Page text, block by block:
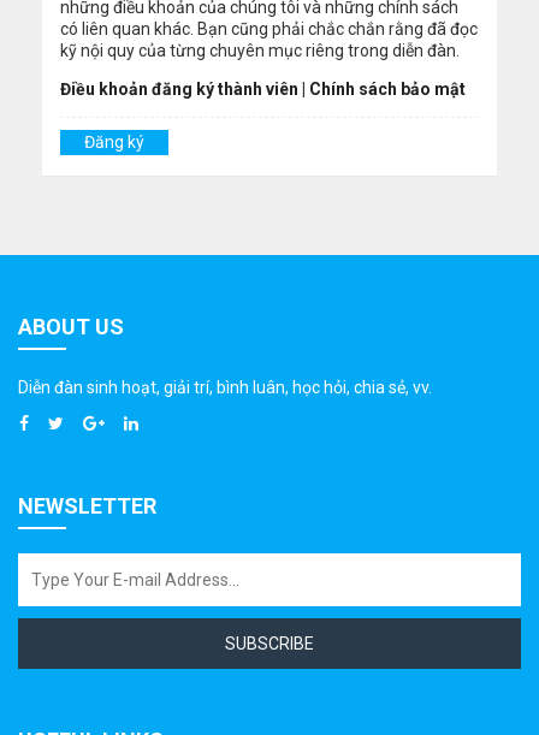
những điều khoản của chúng tôi và những chính sách
có liên quan khác. Bạn cũng phải chắc chắn rằng đã đọc
kỹ nội quy của từng chuyên mục riêng trong diễn đàn.
Điều khoản đăng ký thành viên
Chính sách bảo mật
Đăng ký
ABOUT US
Diễn đàn sinh hoạt, giải trí, bình luân, học hỏi, chia sẻ, vv.
NEWSLETTER
SUBSCRIBE